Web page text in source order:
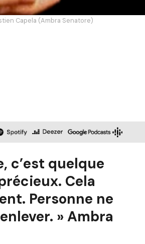
Capela (Ambra Senatore)
c’est quelque
Cela
Personne ne
» Ambra